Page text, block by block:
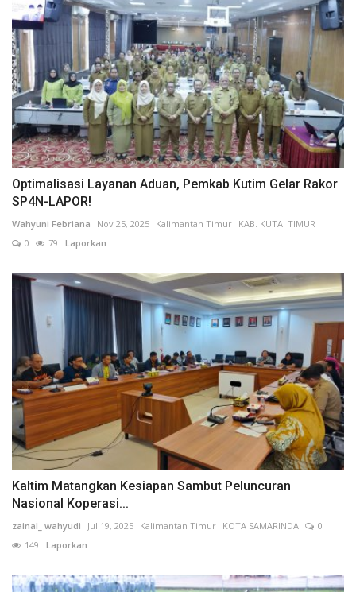
Optimalisasi Layanan Aduan, Pemkab Kutim Gelar Rakor
SP4N-LAPOR!
Wahyuni Febriana Nov 25, 2025 Kalimantan Timur KAB. KUTAI TIMUR
0
79 Laporkan
Kaltim Matangkan Kesiapan Sambut Peluncuran
Nasional Koperasi...
zainal_ wahyudi Jul 19, 2025 Kalimantan Timur KOTA SAMARINDA
0
149 Laporkan